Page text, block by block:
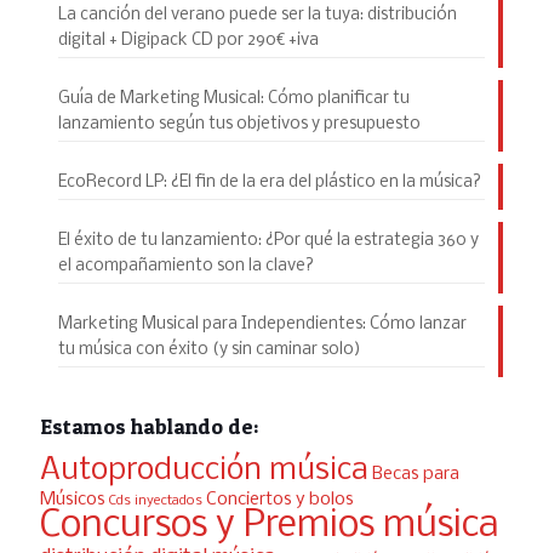
La canción del verano puede ser la tuya: distribución
digital + Digipack CD por 290€ +iva
Guía de Marketing Musical: Cómo planificar tu
lanzamiento según tus objetivos y presupuesto
EcoRecord LP: ¿El fin de la era del plástico en la música?
El éxito de tu lanzamiento: ¿Por qué la estrategia 360 y
el acompañamiento son la clave?
Marketing Musical para Independientes: Cómo lanzar
tu música con éxito (y sin caminar solo)
Estamos hablando de:
Autoproducción música Becas para
Músicos Cds inyectados Conciertos y bolos
Concursos y Premios música